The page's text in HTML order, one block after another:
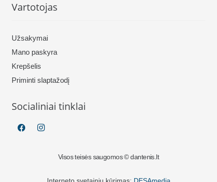
Vartotojas
Užsakymai
Mano paskyra
Krepšelis
Priminti slaptažodį
Socialiniai tinklai
Visos teisės saugomos © dantenis.lt
Interneto svetainių kūrimas: DESAmedia